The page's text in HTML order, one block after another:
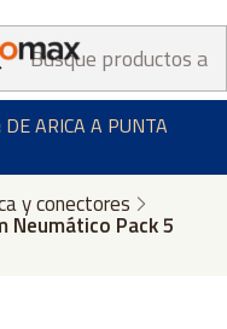
DE ARICA A PUNTA
y conectores
Neumático Pack 5